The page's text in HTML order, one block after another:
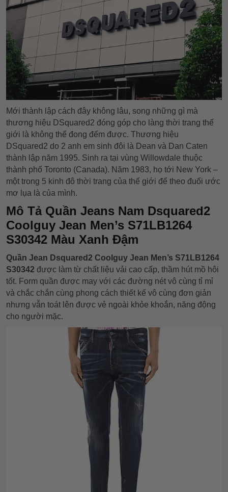
Mới thành lập cách đây không lâu, song những gì mà
thương hiệu DSquared2 đóng góp cho làng thời trang thế
giới là không thể đong đếm được. Thương hiệu
DSquared2 do 2 anh em sinh đôi là Dean và Dan Caten
thành lập năm 1995. Sinh ra tại vùng Willowdale thuộc
thành phố Toronto (Canada). Năm 1983, họ tới New York –
một trong 5 kinh đô thời trang của thế giới để theo đuổi ước
mơ lụa là của mình.
Mô Tả Quần Jeans Nam Dsquared2
Coolguy Jean Men’s S71LB1264
S30342 Màu Xanh Đậm
Quần Jean Dsquared2 Coolguy Jean Men’s S71LB1264
S30342 được làm từ chất liệu vải cao cấp, thầm hút mồ hôi
tốt. Form quần được may với các đường nét vô cùng tỉ mỉ
và chắc chắn cùng phong cách thiết kế vô cùng đơn giản
nhưng vẫn toát lên được vẻ ngoài khỏe khoắn, năng động
cho người mặc.